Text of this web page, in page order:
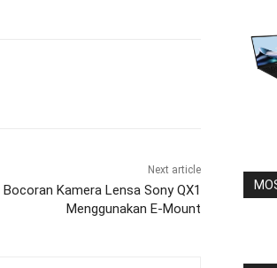
Next article
Bocoran Kamera Lensa Sony QX1
Menggunakan E-Mount